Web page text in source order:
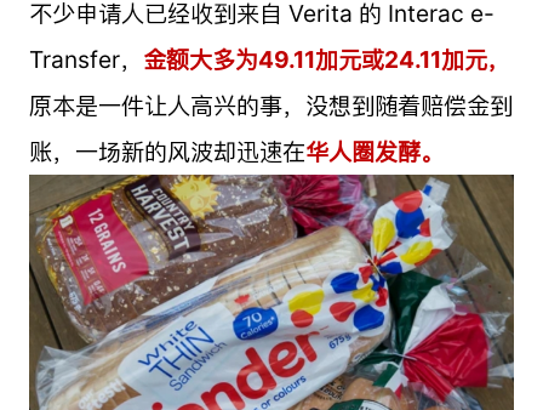
不少申请人已经收到来自 Verita 的 Interac e-
Transfer， 金额大多为49.11加元或24.11加元，
原本是一件让人高兴的事，没想到随着赔偿金到
账，一场新的风波却迅速在华人圈发酵。